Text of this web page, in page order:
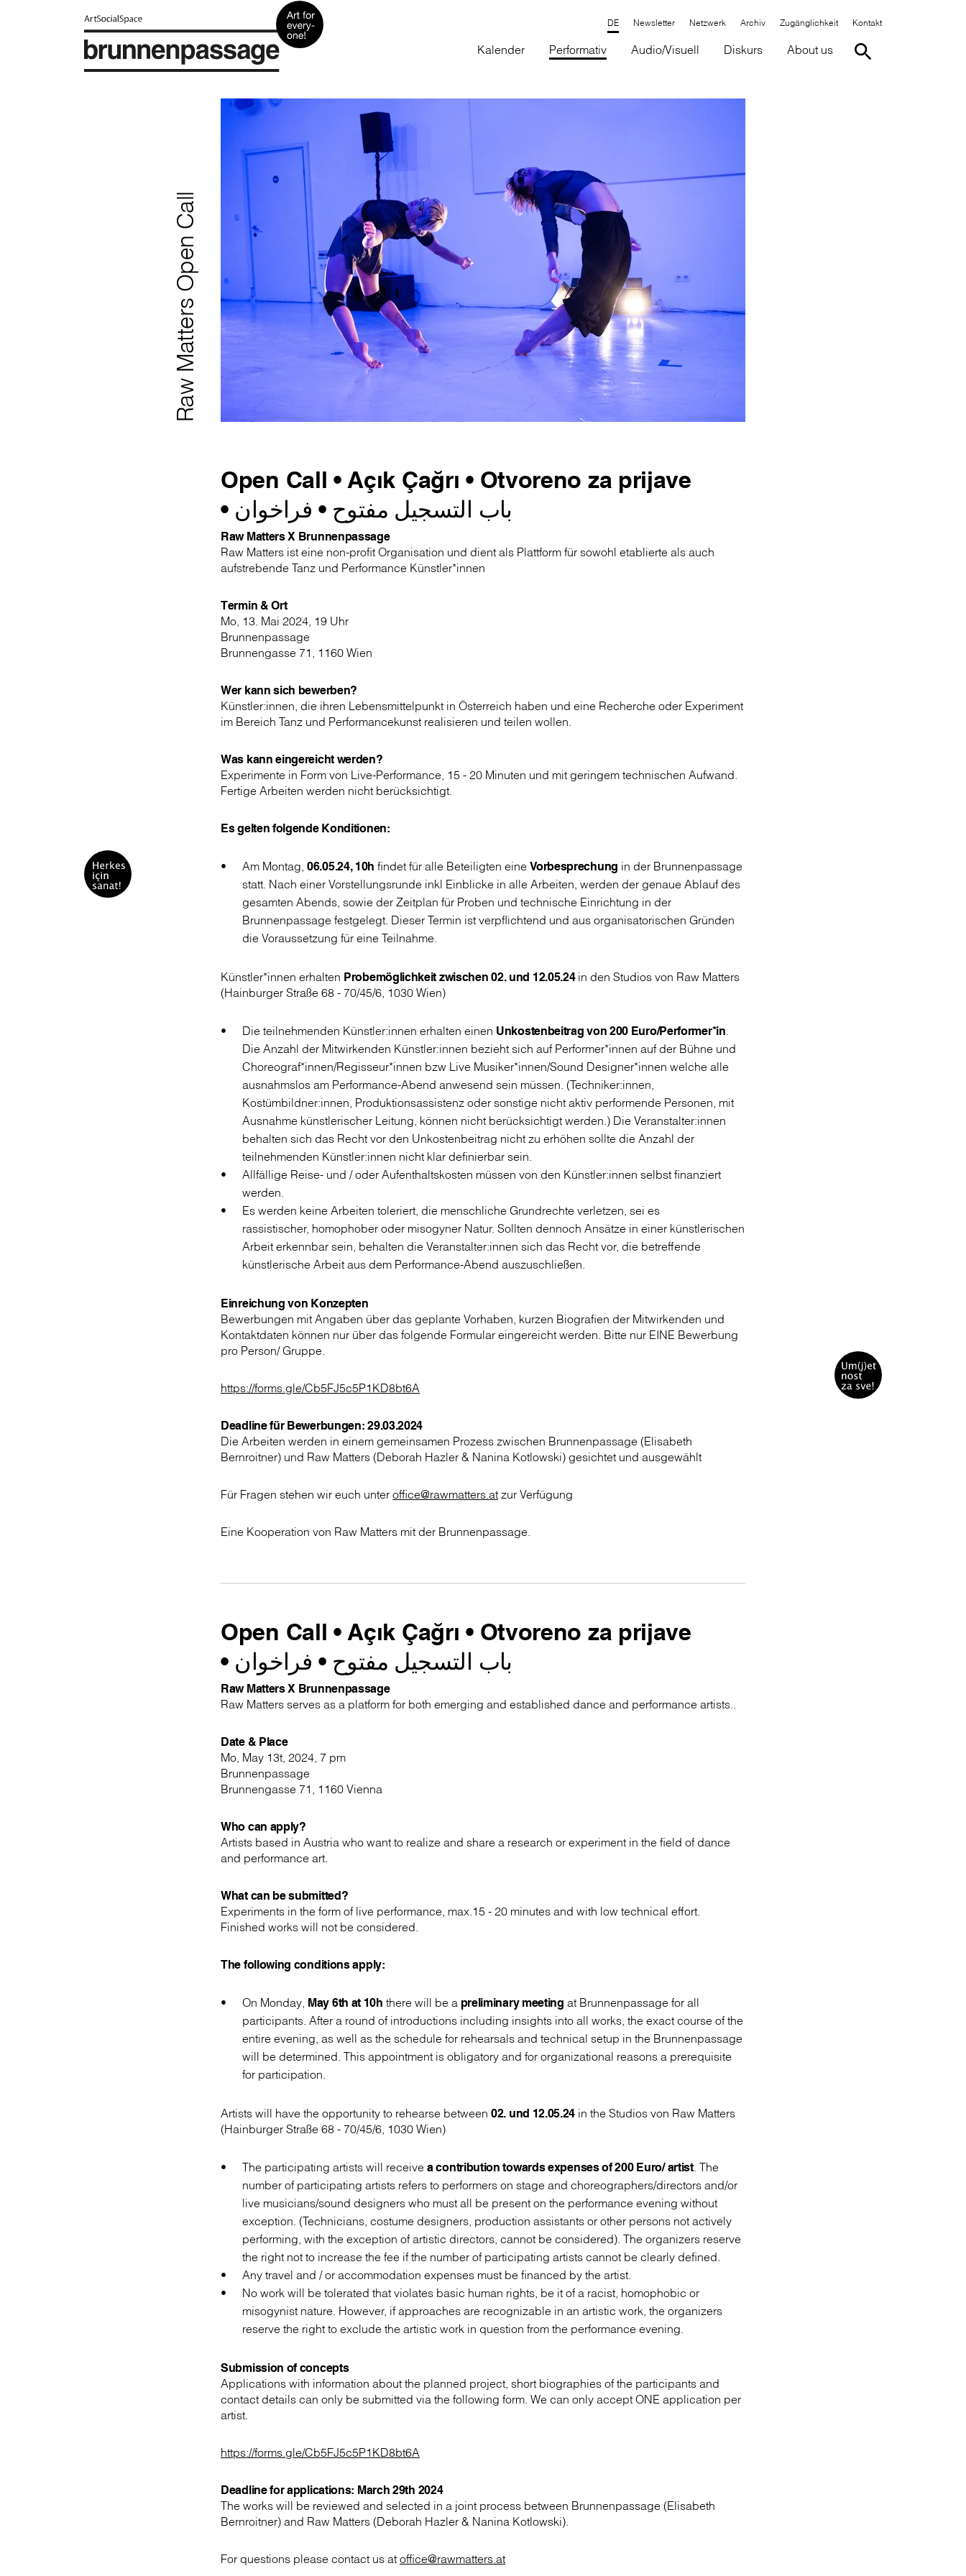
Newsletter Netzwerk Archiv Zugänglichkeit Kontakt
Kalender Performativ Audio/Visuell Diskurs About us
Raw Matters Open Call
Open Call • Açık Çağrı • Otvoreno za prijave
•
باب التسجيل مفتوح• فراخوان
Raw Matters X Brunnenpassage
Raw Matters ist eine non-profit Organisation und dient als Plattform für sowohl etablierte als auch
aufstrebende Tanz und Performance Künstler*innen
Termin & Ort
Mo, 13. Mai 2024, 19 Uhr
Brunnenpassage
Brunnengasse 71, 1160 Wien
Wer kann sich bewerben?
Künstler:innen, die ihren Lebensmittelpunkt in Österreich haben und eine Recherche oder Experiment
im Bereich Tanz und Performancekunst realisieren und teilen wollen.
Was kann eingereicht werden?
Experimente in Form von Live-Performance, 15 - 20 Minuten und mit geringem technischen Aufwand.
Fertige Arbeiten werden nicht berücksichtigt.
Es gelten folgende Konditionen:
Am Montag, 06.05.24, 10h findet für alle Beteiligten eineVorbesprechung in der Brunnenpassage
statt. Nach einer Vorstellungsrunde inkl Einblicke in alle Arbeiten, werden der genaue Ablauf des
gesamten Abends, sowie der Zeitplan für Proben und technische Einrichtung in der
Brunnenpassage festgelegt. Dieser Termin ist verpflichtend und aus organisatorischen Gründen
die Voraussetzung für eine Teilnahme.
Künstler*innen erhalten Probemöglichkeit zwischen02. und 12.05.24 in den Studios von Raw Matters
(Hainburger Straße 68 - 70/45/6, 1030 Wien)
Die teilnehmenden Künstler:innen erhalten einen Unkostenbeitrag von 200 Euro/Performer*in.
Die Anzahl der Mitwirkenden Künstler:innen bezieht sich auf Performer*innen auf der Bühne und
Choreograf*innen/Regisseur*innen bzw Live Musiker*innen/Sound Designer*innen welche alle
ausnahmslos am Performance-Abend anwesend sein müssen. (Techniker:innen,
Kostümbildner:innen, Produktionsassistenz oder sonstige nicht aktiv performende Personen, mit
Ausnahme künstlerischer Leitung, können nicht berücksichtigt werden.) Die Veranstalter:innen
behalten sich das Recht vor den Unkostenbeitrag nicht zu erhöhen sollte die Anzahl der
teilnehmenden Künstler:innen nicht klar definierbar sein.
Allfällige Reise- und / oder Aufenthaltskosten müssen von den Künstler:innen selbst finanziert
werden.
Es werden keine Arbeiten toleriert, die menschliche Grundrechte verletzen, sei es
rassistischer, homophober oder misogyner Natur. Sollten dennoch Ansätze in einer künstlerischen
Arbeit erkennbar sein, behalten die Veranstalter:innen sich das Recht vor, die betreffende
künstlerische Arbeit aus dem Performance-Abend auszuschließen.
Einreichung von Konzepten
Bewerbungen mit Angaben über das geplante Vorhaben, kurzen Biografien der Mitwirkenden und
Kontaktdaten können nur über das folgende Formular eingereicht werden. Bitte nur EINE Bewerbung
pro Person/ Gruppe.
https://forms.gle/Cb5FJ5c5P1KD8bt6A
Deadline für Bewerbungen: 29.03.2024
Die Arbeiten werden in einem gemeinsamen Prozess zwischen Brunnenpassage (Elisabeth
Bernroitner) und Raw Matters (Deborah Hazler & Nanina Kotlowski) gesichtet und ausgewählt
Für Fragen stehen wir euch unter office@rawmatters.at zur Verfügung
Eine Kooperation von Raw Matters mit der Brunnenpassage.
Open Call • Açık Çağrı • Otvoreno za prijave
•
باب التسجيل مفتوح• فراخوان
Raw Matters X Brunnenpassage
Raw Matters serves as a platform for both emerging and established dance and performance artists..
Date & Place
Mo, May 13t, 2024, 7 pm
Brunnenpassage
Brunnengasse 71, 1160 Vienna
Who can apply?
Artists based in Austria who want to realize and share a research or experiment in the field of dance
and performance art.
What can be submitted?
Experiments in the form of live performance, max.15 - 20 minutes and with low technical effort.
Finished works will not be considered.
The following conditions apply:
On Monday, May 6th at 10h there will be a preliminary meeting at Brunnenpassage for all
participants. After a round of introductions including insights into all works, the exact course of the
entire evening, as well as the schedule for rehearsals and technical setup in the Brunnenpassage
will be determined. This appointment is obligatory and for organizational reasons a prerequisite
for participation.
Artists will have the opportunity to rehearse between 02. und 12.05.24 in the Studios von Raw Matters
(Hainburger Straße 68 - 70/45/6, 1030 Wien)
The participating artists will receive a contribution towards expenses of 200 Euro/ artist. The
number of participating artists refers to performers on stage and choreographers/directors and/or
live musicians/sound designers who must all be present on the performance evening without
exception. (Technicians, costume designers, production assistants or other persons not actively
performing, with the exception of artistic directors, cannot be considered). The organizers reserve
the right not to increase the fee if the number of participating artists cannot be clearly defined.
Any travel and / or accommodation expenses must be financed by the artist.
No work will be tolerated that violates basic human rights, be it of a racist, homophobic or
misogynist nature. However, if approaches are recognizable in an artistic work, the organizers
reserve the right to exclude the artistic work in question from the performance evening.
Submission of concepts
Applications with information about the planned project, short biographies of the participants and
contact details can only be submitted via the following form. We can only accept ONE application per
artist.
https://forms.gle/Cb5FJ5c5P1KD8bt6A
Deadline for applications: March 29th 2024
The works will be reviewed and selected in a joint process between Brunnenpassage (Elisabeth
Bernroitner) and Raw Matters (Deborah Hazler & Nanina Kotlowski).
For questions please contact us at office@rawmatters.at